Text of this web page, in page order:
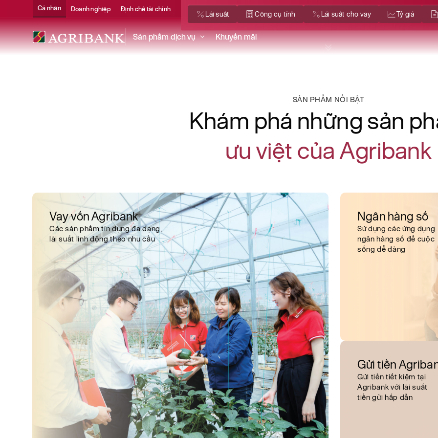
Cá nhân Doanh nghiệp Định chế tài chính Về Agribank Tin
Sản phẩm dịch vụ Khuyến mãi
Lãi suất Công cụ tính Lãi suất cho vay Tỷ giá
SẢN PHẨM NỔI BẬT
Khám phá những sản
ưu việt của Agribank
Vay vốn Agribank
Các sản phẩm tín dụng đa dạng,
lãi suất linh động theo nhu cầu
Ngân hàng số
Sử dụng các ứng dụng
ngân hàng số để cuộc
sống dễ dàng
Gửi tiền
Gửi tiền tiết kiệm tại
Agribank với lãi suất
tiền gửi hấp dẫn